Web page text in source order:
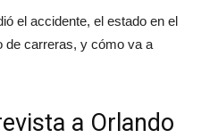
el accidente, el estado en el
de carreras, y cómo va a
a Orlando